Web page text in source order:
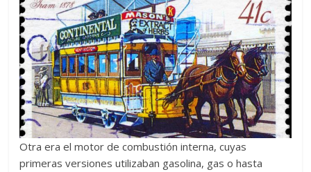
Otra era el motor de combustión interna, cuyas
primeras versiones utilizaban gasolina, gas o hasta